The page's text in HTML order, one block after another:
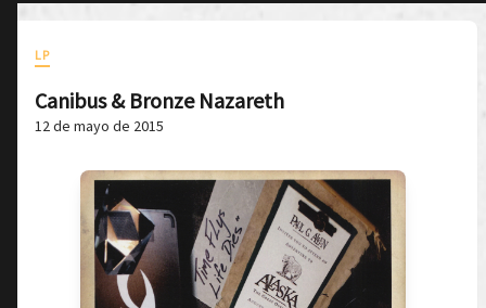
LP
Canibus & Bronze Nazareth
12 de mayo de 2015